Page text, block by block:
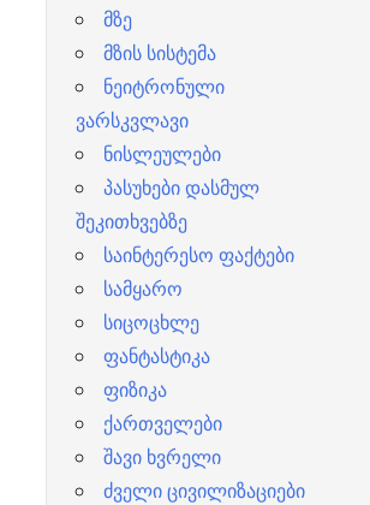
მზე
მზის სისტემა
ნეიტრონული
ვარსკვლავი
ნისლეულები
პასუხები დასმულ
შეკითხვებზე
საინტერესო ფაქტები
სამყარო
სიცოცხლე
ფანტასტიკა
ფიზიკა
ქართველები
შავი ხვრელი
ძველი ცივილიზაციები